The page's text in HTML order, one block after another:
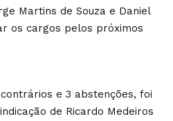
Martins de Souza e Daniel
os cargos pelos próximos
e 3 abstenções, foi
de Ricardo Medeiros